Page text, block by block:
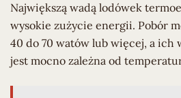
Największą wadą lodówek
wysokie zużycie energii. Pobór
40 do 70 watów lub więcej, a ich
jest mocno zależna od